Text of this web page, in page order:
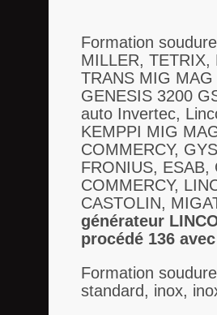
Formation
MILLER, TETRIX,
TRANS MIG
GENESIS 3200
auto Invertec,
KEMPPI MIG
COMMERCY,
FRONIUS,
COMMERCY,
CASTOLIN,
générateur
procédé 136
Formation
standard, inox,